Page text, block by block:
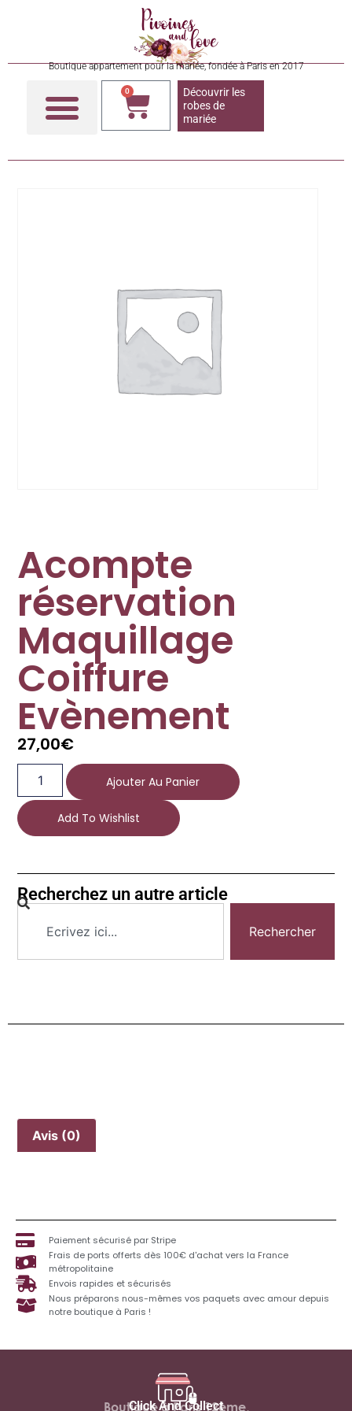
Boutique appartement pour la mariée, fondée à Paris en 2017
0
Découvrir les
robes de
mariée
Acompte
réservation
Maquillage
Coiffure
Evènement
27,00€
Ajouter Au Panier
Add To Wishlist
Recherchez un autre article
Rechercher
Avis (0)
Paiement sécurisé par Stripe
Frais de ports offerts dès 100€ d'achat vers la France
métropolitaine
Envois rapides et sécurisés
Nous préparons nous-mêmes vos paquets avec amour depuis
notre boutique à Paris !
Click And Collect
Boutique à Paris 12ème,